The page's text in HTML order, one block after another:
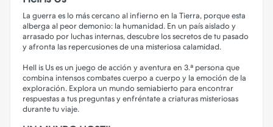
La guerra es lo más cercano al infierno en la Tierra, porque esta
alberga al peor demonio: la humanidad. En un país aislado y
arrasado por luchas internas, descubre los secretos de tu pasado
y afronta las repercusiones de una misteriosa calamidad.
Hell is Us es un juego de acción y aventura en 3.ª persona que
combina intensos combates cuerpo a cuerpo y la emoción de la
exploración. Explora un mundo semiabierto para encontrar
respuestas a tus preguntas y enfréntate a criaturas misteriosas
durante tu viaje.